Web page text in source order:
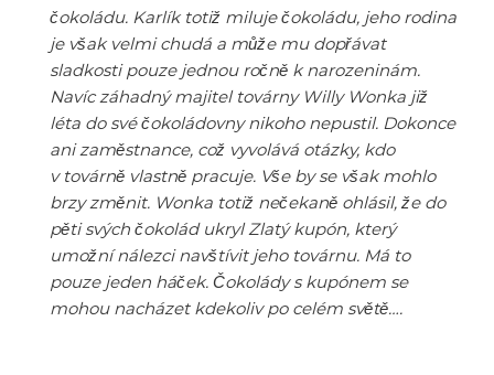
čokoládu. Karlík totiž miluje čokoládu, jeho rodina
je však velmi chudá a může mu dopřávat
sladkosti pouze jednou ročně k narozeninám.
Navíc záhadný majitel továrny Willy Wonka již
léta do své čokoládovny nikoho nepustil. Dokonce
ani zaměstnance, což vyvolává otázky, kdo
v továrně vlastně pracuje. Vše by se však mohlo
brzy změnit. Wonka totiž nečekaně ohlásil, že do
pěti svých čokolád ukryl Zlatý kupón, který
umožní nálezci navštívit jeho továrnu. Má to
pouze jeden háček. Čokolády s kupónem se
mohou nacházet kdekoliv po celém světě….